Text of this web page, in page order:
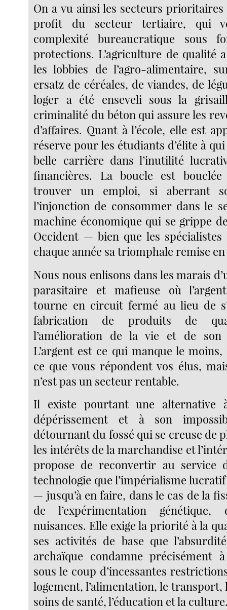
On a vu ainsi les secteurs
profit du secteur tertiaire, qui
complexité bureaucratique sous
protections. L’agriculture de qualité
les lobbies de l’agro-alimentaire,
ersatz de céréales, de viandes, de
loger a été enseveli sous la
criminalité du béton qui assure les
d’affaires. Quant à l’école, elle est
réserve pour les étudiants d’élite à
belle carrière dans l’inutilité
financières. La boucle est
trouver un emploi, si aberrant
l’injonction de consommer dans le
machine économique qui se grippe
Occident — bien que les spécialistes
chaque année sa triomphale remise
Nous nous enlisons dans les marais
parasitaire et mafieuse où
tourne en circuit fermé au lieu de
fabrication de produits de
l’amélioration de la vie et de son
L’argent est ce qui manque le
ce que vous répondent vos élus,
n’est pas un secteur rentable.
Il existe pourtant une alternative
dépérissement et à son
détournant du fossé qui se creuse de
les intérêts de la marchandise et
propose de reconvertir au service
technologie que l’impérialisme
— jusqu’à en faire, dans le cas de la
de l’expérimentation génétique,
nuisances. Elle exige la priorité à la
ses activités de base que
archaïque condamne précisément
sous le coup d’incessantes
logement, l’alimentation, le transport,
soins de santé, l’éducation et la